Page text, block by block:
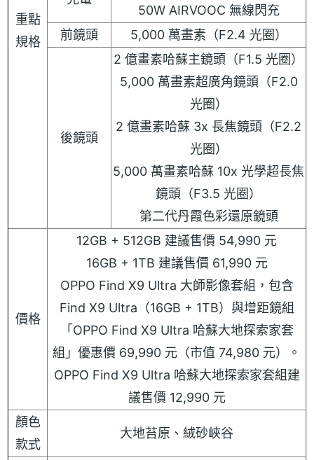
重點
規格
50W AIRVOOC 無線閃充
前鏡頭
5,000 萬畫素（F2.4 光圈）
後鏡頭
2 億畫素哈蘇主鏡頭（F1.5 光圈）
5,000 萬畫素超廣角鏡頭（F2.0
光圈）
2 億畫素哈蘇 3x 長焦鏡頭（F2.2
光圈）
5,000 萬畫素哈蘇 10x 光學超長焦
鏡頭（F3.5 光圈）
第二代丹霞色彩還原鏡頭
價格
12GB + 512GB 建議售價 54,990 元
16GB + 1TB 建議售價 61,990 元
OPPO Find X9 Ultra 大師影像套組，包含
Find X9 Ultra（16GB + 1TB）與增距鏡組
「OPPO Find X9 Ultra 哈蘇大地探索家套
組」優惠價 69,990 元（市值 74,980 元）。
OPPO Find X9 Ultra 哈蘇大地探索家套組建
議售價 12,990 元
顏色
款式
大地苔原、絨砂峽谷